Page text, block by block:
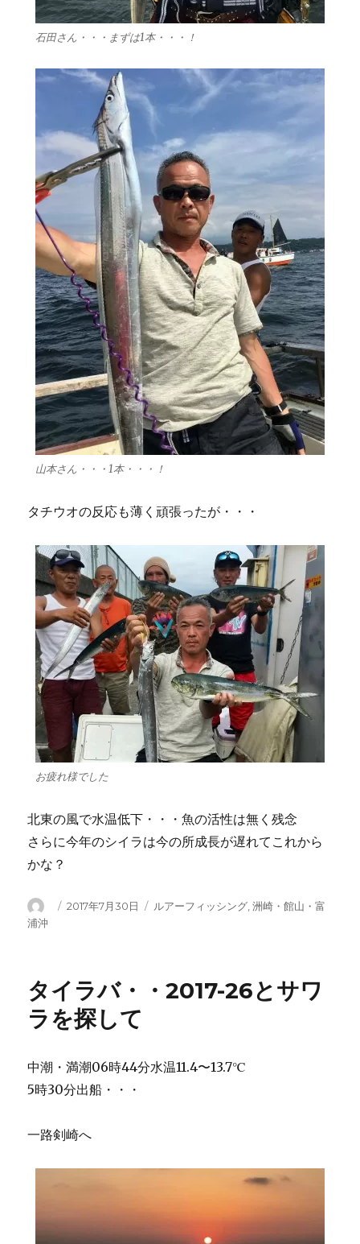
石田さん・・・まずは1本・・・！
山本さん・・・1本・・・！
タチウオの反応も薄く頑張ったが・・・
お疲れ様でした
北東の風で水温低下・・・魚の活性は無く残念
さらに今年のシイラは今の所成長が遅れてこれから
かな？
投 投
2017年7月30日
カ
ルアーフィッシング ,洲崎・館山・富
浦沖
タイラバ・・2017-26とサワ
ラを探して
中潮・満潮06時44分水温11.4〜13.7℃
5時30分出船・・・
一路剣崎へ